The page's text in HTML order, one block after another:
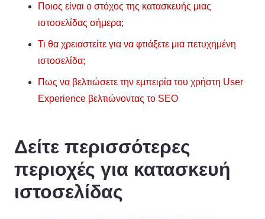
Ποιος είναι ο στόχος της κατασκευής μιας
ιστοσελίδας σήμερα;
Τι θα χρειαστείτε για να φτιάξετε μια πετυχημένη
ιστοσελίδα;
Πως να βελτιώσετε την εμπειρία του χρήστη User
Experience βελτιώνοντας το SEO
Δείτε περισσότερες
περιοχές για κατασκευή
ιστοσελίδας